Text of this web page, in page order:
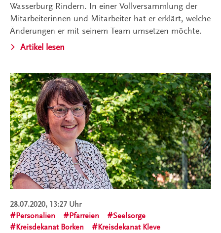
Wasserburg Rindern. In einer Vollversammlung der
Mitarbeiterinnen und Mitarbeiter hat er erklärt, welche
Änderungen er mit seinem Team umsetzen möchte.
Artikel lesen
28.07.2020, 13:27 Uhr
Personalien
Pfarreien
Seelsorge
Kreisdekanat Borken
Kreisdekanat Kleve